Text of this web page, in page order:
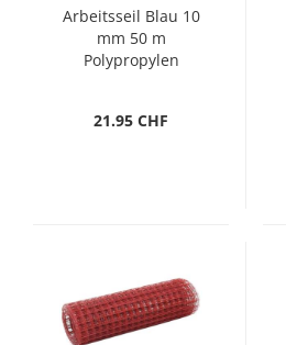
Arbeitsseil Blau 10
mm 50 m
Polypropylen
21.95 CHF